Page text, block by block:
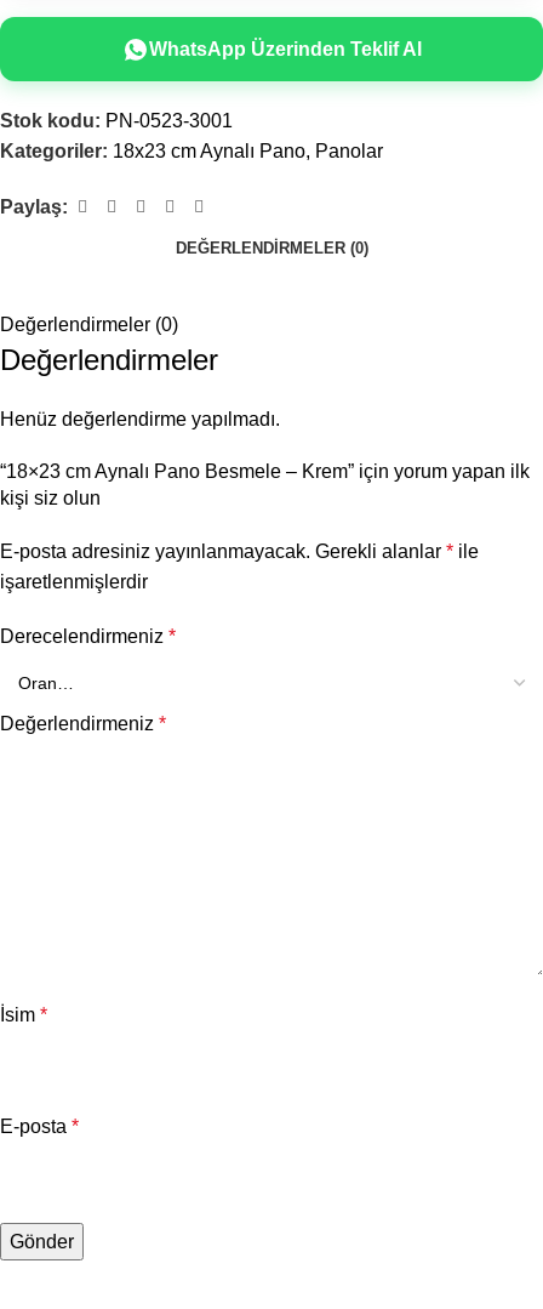
WhatsApp Üzerinden Teklif Al
Stok kodu: PN-0523-3001
Kategoriler: 18x23 cm Aynalı Pano, Panolar
Paylaş:
DEĞERLENDIRMELER (0)
Değerlendirmeler (0)
Değerlendirmeler
Henüz değerlendirme yapılmadı.
“18×23 cm Aynalı Pano Besmele – Krem” için yorum yapan ilk
kişi siz olun
E-posta adresiniz yayınlanmayacak. Gerekli alanlar * ile
işaretlenmişlerdir
Derecelendirmeniz *
Değerlendirmeniz *
İsim *
E-posta *